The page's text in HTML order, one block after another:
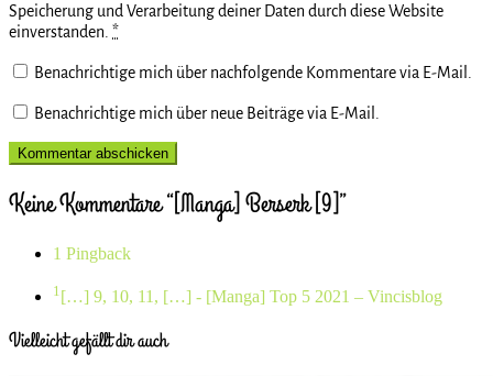
Speicherung und Verarbeitung deiner Daten durch diese Website
einverstanden. *
Benachrichtige mich über nachfolgende Kommentare via E-Mail.
Benachrichtige mich über neue Beiträge via E-Mail.
Keine Kommentare “[Manga] Berserk [9]”
1 Pingback
1 […] 9, 10, 11, […] - [Manga] Top 5 2021 – Vincisblog
Vielleicht gefällt dir auch